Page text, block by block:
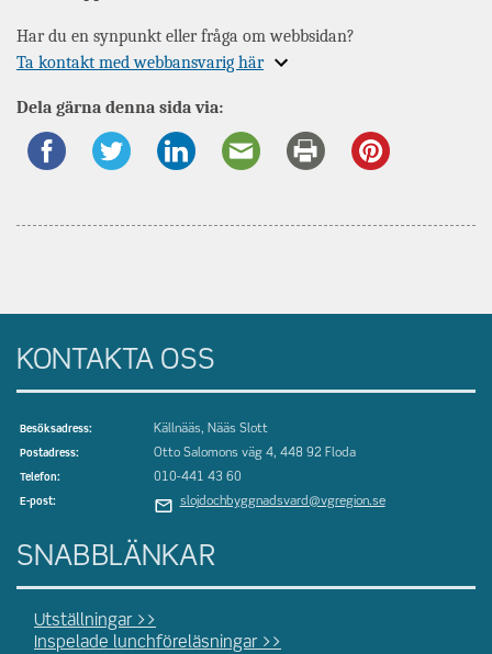
Har du en synpunkt eller fråga om webbsidan?
Expandera
om
Ta kontakt med webbansvarig här
Dela gärna denna sida via:
KONTAKTA OSS
Besöksadress: Källnääs, Nääs Slott
Postadress: Otto Salomons väg 4, 448 92 Floda
Telefon: 010-441 43 60
E-post: slojdochbyggnadsvard@vgregion.se
SNABBLÄNKAR
Utställningar >>
Inspelade lunchföreläsningar >>